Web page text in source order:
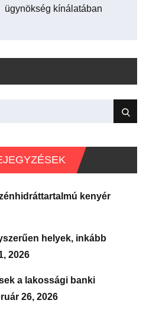
ügynökség kínálatában
Search
kenyér
helyek, inkább
2026
a lakossági banki
26, 2026